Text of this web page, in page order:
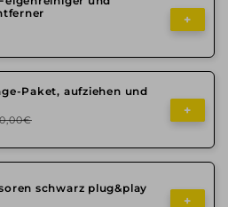
+
Paket, aufziehen und
+
schwarz plug&play
+